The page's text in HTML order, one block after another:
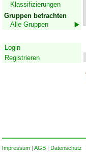
Klassifizierungen
Gruppen betrachten
Alle Gruppen
Login
Registrieren
Impressum| AGB| Datenschutz